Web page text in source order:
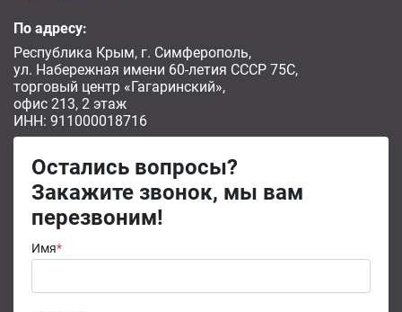
По адресу:
Республика Крым, г. Симферополь,
ул. Набережная имени 60-летия СССР 75С,
торговый центр «Гагаринский»,
офис 213, 2 этаж
ИНН: 911000018716
Остались вопросы?
Закажите звонок, мы вам
перезвоним!
Имя*